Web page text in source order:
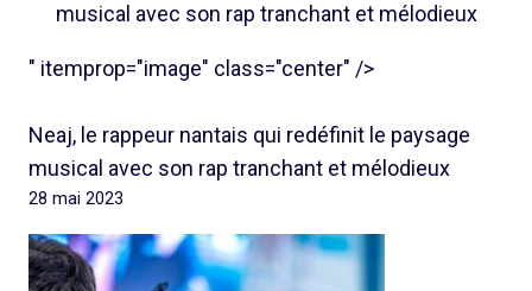
musical avec son rap tranchant et mélodieux
" itemprop="image" class="center" />
Neaj, le rappeur nantais qui redéfinit le paysage
musical avec son rap tranchant et mélodieux
28 mai 2023